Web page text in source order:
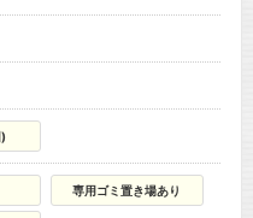
専用ゴミ置き場あり